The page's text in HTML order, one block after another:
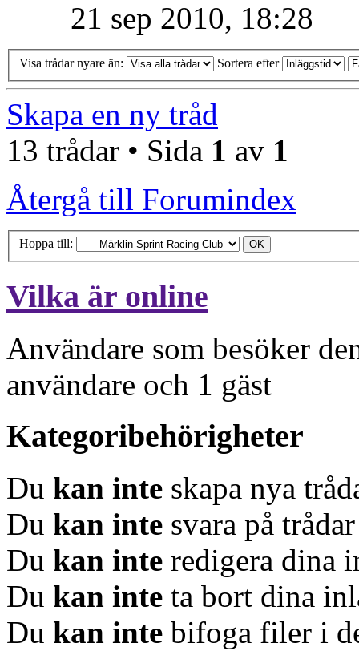
21 sep 2010, 18:28
Visa trådar nyare än: Sortera efter
Skapa en ny tråd
13 trådar • Sida 1 av 1
Återgå till Forumindex
Hoppa till:
Vilka är online
Användare som besöker
användare och 1 gäst
Kategoribehörigheter
Du kan inte skapa nya
Du kan inte svara på
Du kan inte redigera dina
Du kan inte ta bort dina
Du kan inte bifoga filer i